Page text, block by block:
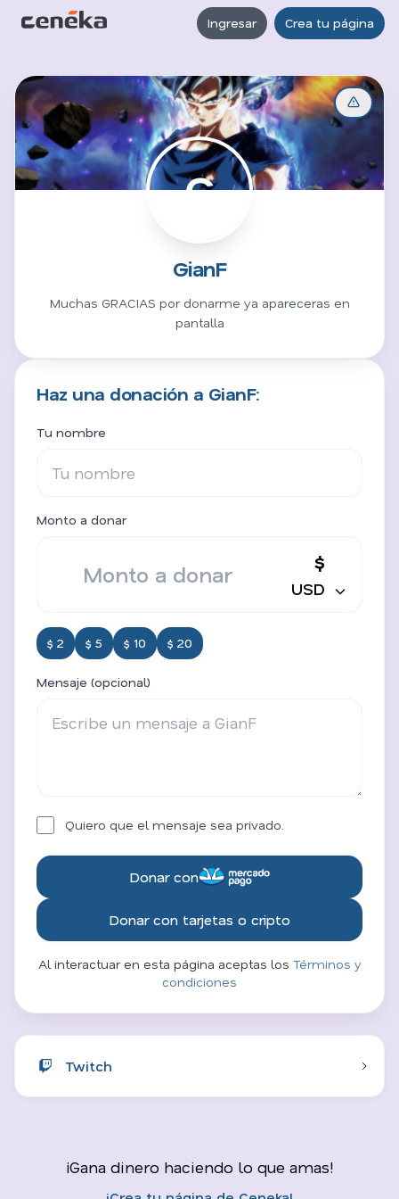
Ingresar Crea tu página
G
GianF
Muchas GRACIAS por donarme ya apareceras en
pantalla
Haz una donación a GianF:
Tu nombre
Monto a donar
$
USD
$ 2 $ 5 $ 10 $ 20
Mensaje (opcional)
Quiero que el mensaje sea privado.
Donar con
Donar con tarjetas o cripto
Al interactuar en esta página aceptas los Términos y
condiciones
Twitch
¡Gana dinero haciendo lo que amas!